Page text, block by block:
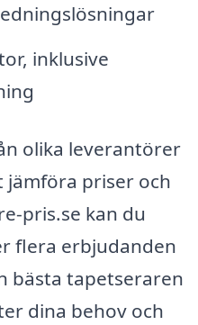
inklusive
olika leverantörer
priser och
pris.se kan du
flera erbjudanden
bästa tapetseraren
dina behov och